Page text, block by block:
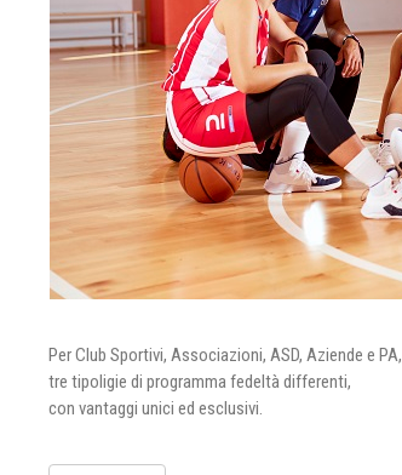
Per Club Sportivi, Associazioni, ASD, Aziende e PA,
tre tipoligie di programma fedeltà differenti,
con vantaggi unici ed esclusivi.